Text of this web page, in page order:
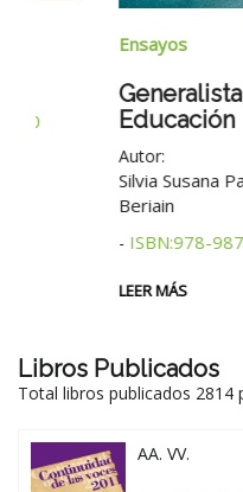
Ensayos
Generalistas
Educación
Silvia Susana
ISBN:978-987-08-
LEER MÁS
Libros Publicados
Total libros publicados 2814
AA. VV.